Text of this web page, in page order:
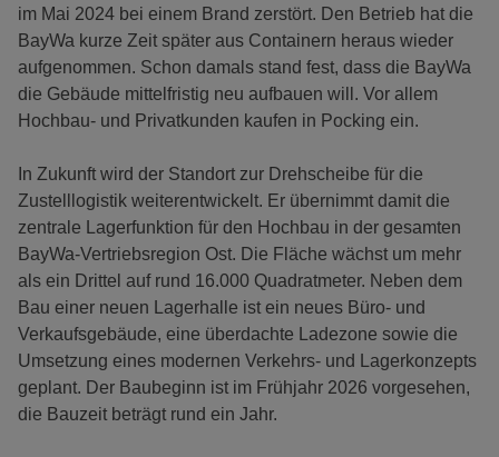
im Mai 2024 bei einem Brand zerstört. Den Betrieb hat die
BayWa kurze Zeit später aus Containern heraus wieder
aufgenommen. Schon damals stand fest, dass die BayWa
die Gebäude mittelfristig neu aufbauen will. Vor allem
Hochbau- und Privatkunden kaufen in Pocking ein.
In Zukunft wird der Standort zur Drehscheibe für die
Zustelllogistik weiterentwickelt. Er übernimmt damit die
zentrale Lagerfunktion für den Hochbau in der gesamten
BayWa-Vertriebsregion Ost. Die Fläche wächst um mehr
als ein Drittel auf rund 16.000 Quadratmeter. Neben dem
Bau einer neuen Lagerhalle ist ein neues Büro- und
Verkaufsgebäude, eine überdachte Ladezone sowie die
Umsetzung eines modernen Verkehrs- und Lagerkonzepts
geplant. Der Baubeginn ist im Frühjahr 2026 vorgesehen,
die Bauzeit beträgt rund ein Jahr.